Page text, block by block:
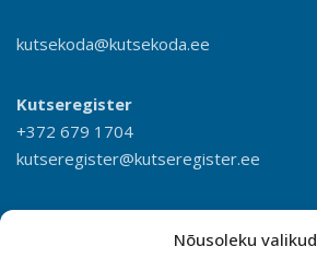
Nõusoleku valikud
kutsekoda@kutsekoda.ee
Kutseregister
+372 679 1704
kutseregister@kutseregister.ee